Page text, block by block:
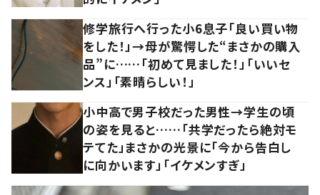
修学旅行へ行った小6息子「良い買い物
をした！」→母が驚愕した“まさかの購入
品”に……「初めて見ました！」「いいセ
ンス」「素晴らしい！」
小中高で男子校だった男性→学生の頃
の姿を見ると……「共学だったら絶対モ
テてた」まさかの光景に「今から告白し
に向かいます」「イケメンすぎ」